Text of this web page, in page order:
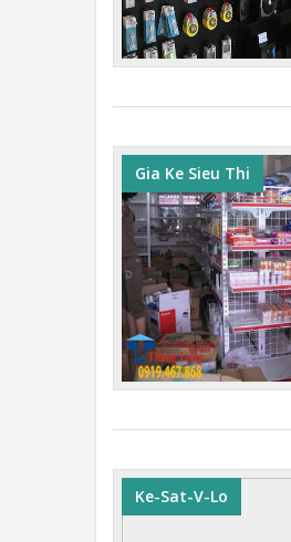
Gia Ke Sieu Thi
Ke-Sat-V-Lo